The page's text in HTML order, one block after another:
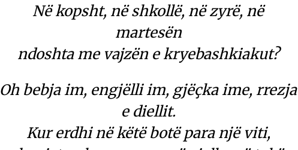
Në kopsht, në shkollë, në zyrë, në
martesën
ndoshta me vajzën e kryebashkiakut?
Oh bebja im, engjëlli im, gjëçka ime, rrezja
e diellit.
Kur erdhi në këtë botë para një viti,